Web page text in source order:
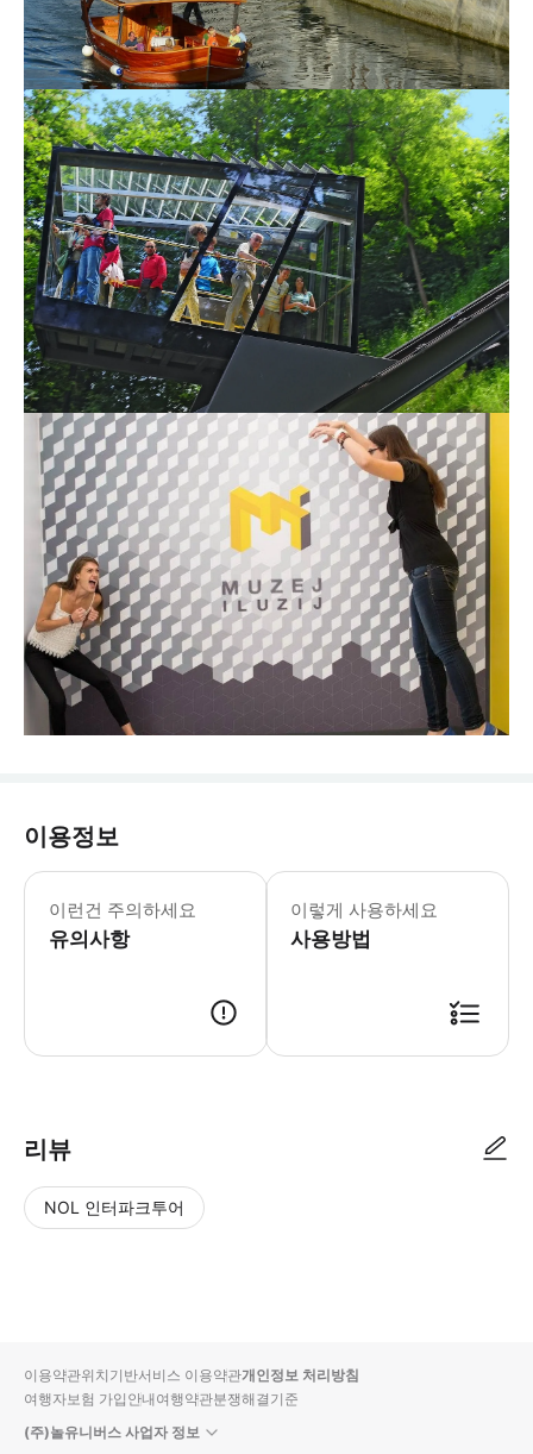
이용정보
이런건 주의하세요
유의사항
류블랴나 관광 안내 센터 월요일-토
* 류블랴나 동물원, 성, 국립 박물관,
이렇게 사용하세요
사용방법
리뷰
NOL 인터파크투어
입니
다.
순
상
이용약관위치기반서비스 이용약관개인정보 처리방침
여행자보험 가입안내여행약관분쟁해결기준
(주)놀유니버스 사업자 정보